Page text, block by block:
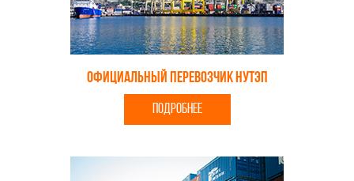
Официальный перевозчик НУТЭП
ПОДРОБНЕЕ